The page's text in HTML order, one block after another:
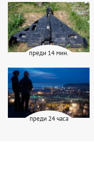
преди 14 мин.
преди 24 часа